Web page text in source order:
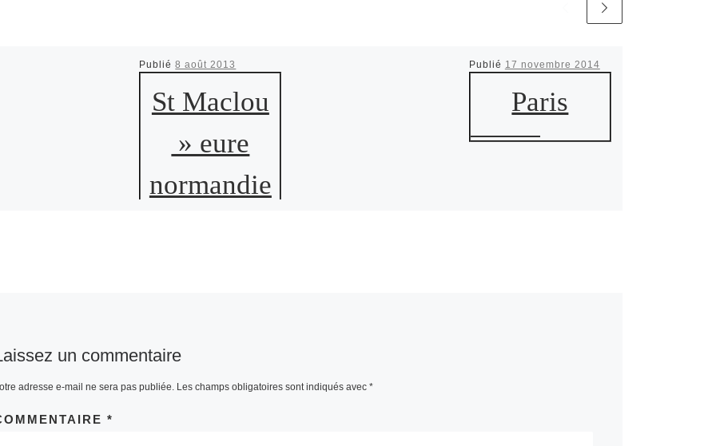
Publié8 août 2013
St Maclou
» eure
normandie
Publié 17 novembre 2014
Paris
un commentaire
adresse e-mail ne sera pas publiée. Les champs obligatoires sont indiqués avec *
*